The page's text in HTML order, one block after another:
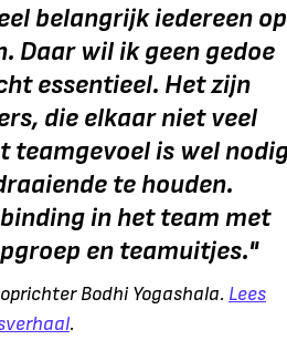
belangrijk iedereen op
Daar wil ik geen gedoe
essentieel. Het zijn
die elkaar niet veel
teamgevoel is wel
te houden.
in het team met
en teamuitjes."
Bodhi Yogashala. Lees
.